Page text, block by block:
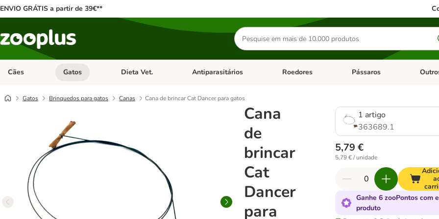
ENVIO GRÁTIS a partir de 39€**
Pesquisar
produtos
Cães Abrir menu de categoria: Cães
Gatos Abrir menu de categoria: Gatos
Dieta Vet. Abrir menu de categoria: Dieta Vet.
Antiparasitários Abrir menu de categoria: Antiparasitários
Roedores Abrir menu de categoria:
Pássaros Abrir
Gatos Brinquedos para gatos Canas Cana de brincar Cat Dancer para gatos
Cana
de
brincar
Cat
Dancer
para
1 artigo
363689.1
5,79 €
5,79 € / unidade
Ganhe 6 zooPontos com
produto